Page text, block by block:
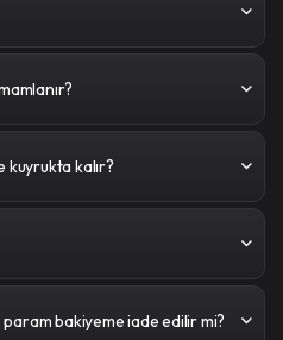
kalır?
bakiyeme iade edilir mi?